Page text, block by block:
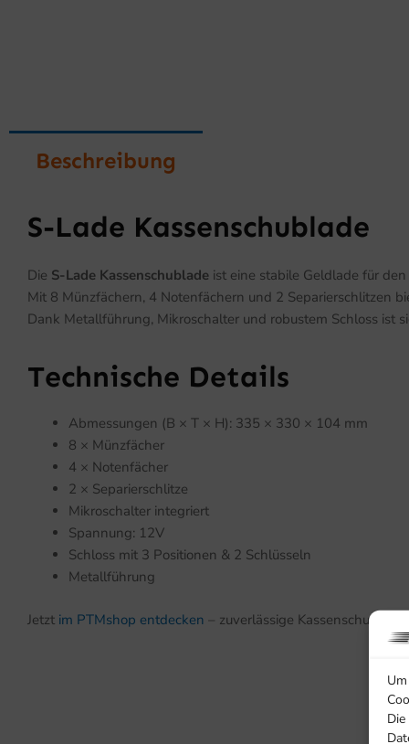
Beschreibung
S-Lade Kassenschublade
Die S-Lade Kassenschublade ist eine stabile Geldlade für
Mit 8 Münzfächern, 4 Notenfächern und 2 Separierschlitzen
Dank Metallführung, Mikroschalter und robustem Schloss ist
Technische Details
Abmessungen (B × T × H): 335 × 330 × 104 mm
8 × Münzfächer
4 × Notenfächer
2 × Separierschlitze
Mikroschalter integriert
Spannung: 12V
Schloss mit 3 Positionen & 2 Schlüsseln
Metallführung
Jetzt im PTMshop entdecken – zuverlässige